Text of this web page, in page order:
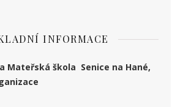
INFORMACE
Mateřská škola Senice na Hané,